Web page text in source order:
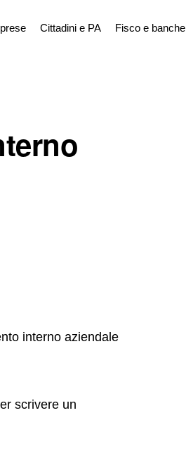
Cittadini e PA Fisco e banche
interno aziendale
scrivere un